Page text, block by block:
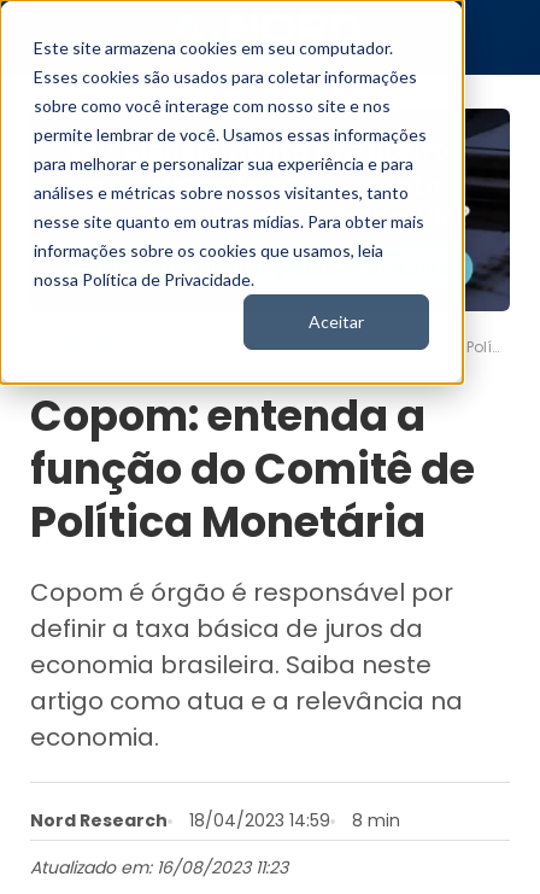
Este site armazena cookies em seu computador.
Esses cookies são usados para coletar informações
sobre como você interage com nosso site e nos
permite lembrar de você. Usamos essas informações
para melhorar e personalizar sua experiência e para
análises e métricas sobre nossos visitantes, tanto
nesse site quanto em outras mídias. Para obter mais
informações sobre os cookies que usamos, leia
nossa Política de Privacidade.
Aceitar
Copom: entenda a função do Comitê de Política Monetária
Copom: entenda a
função do Comitê de
Política Monetária
Copom é órgão é responsável por
definir a taxa básica de juros da
economia brasileira. Saiba neste
artigo como atua e a relevância na
economia.
Nord Research 18/04/2023 14:59
8 min
Atualizado em: 16/08/2023 11:23